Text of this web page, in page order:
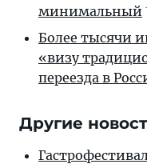
минимальный
Более тысячи
«визу
переезда в
Другие